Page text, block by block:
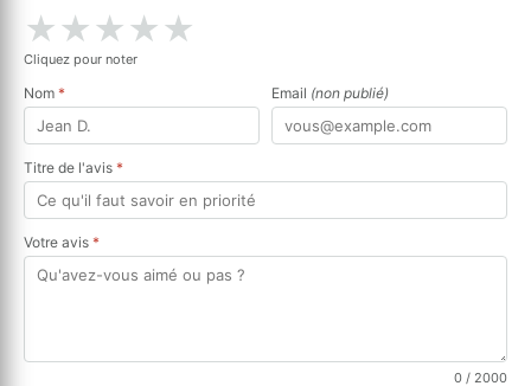
★★★★★
Cliquez pour noter
Nom * Email (non publié)
Titre de l'avis *
Votre avis *
0 / 2000